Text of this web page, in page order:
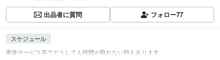
出品者に質問 フォロー77
スケジュール